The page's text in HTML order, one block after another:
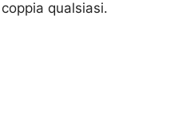
qualsiasi.